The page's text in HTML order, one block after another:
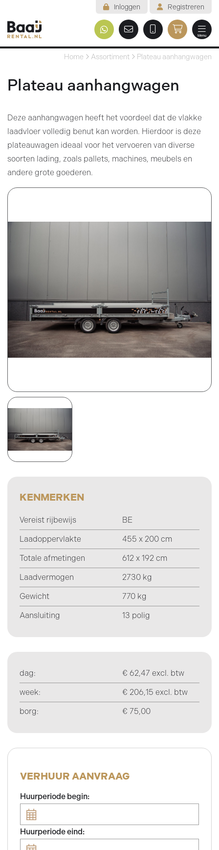
Welkom
Veelgestelde vragen
Voorwaarden
Contact
Inloggen Registreren
Menu
Home Assortiment Plateau aanhangwagen
Plateau aanhangwagen
Deze aanhangwagen heeft het voordeel dat de vlakke
laadvloer volledig benut kan worden. Hierdoor is deze
plateauwagen ideaal voor het vervoeren van diverse
soorten lading, zoals pallets, machines, meubels en
andere grote goederen.
KENMERKEN
Vereist rijbewijs BE
Laadoppervlakte 455 x 200 cm
Totale afmetingen 612 x 192 cm
Laadvermogen 2730 kg
Gewicht 770 kg
Aansluiting 13 polig
dag: € 62,47 excl. btw
week: € 206,15 excl. btw
borg: € 75,00
VERHUUR AANVRAAG
Huurperiode begin:
Huurperiode eind: